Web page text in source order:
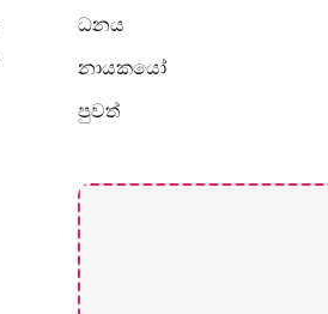
ධනය
නායකයෝ
පුවත්